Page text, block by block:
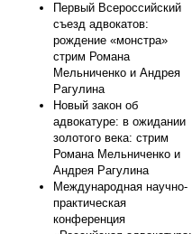
Первый Всероссийский
съезд адвокатов:
рождение «монстра»
стрим Романа
Мельниченко и Андрея
Рагулина
Новый закон об
адвокатуре: в ожидании
золотого века: стрим
Романа Мельниченко и
Андрея Рагулина
Международная научно-
практическая
конференция